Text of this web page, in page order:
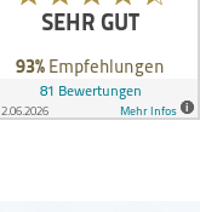
Objekte: 6 | 8